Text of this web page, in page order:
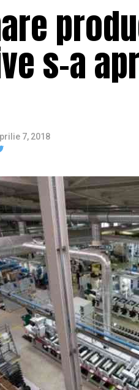
s-a
7, 2018